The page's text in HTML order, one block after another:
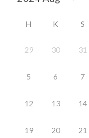
H K S
29 30 31
5 6 7
12 13 14
19 20 21